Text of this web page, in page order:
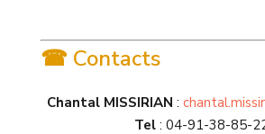
☎ Contacts
Chantal MISSIRIAN :
Tel : 04-91-38-85-